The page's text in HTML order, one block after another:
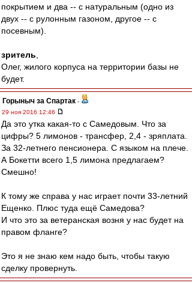
покрытием и два -- с натуральным (одно из
двух -- с рулонным газоном, другое -- с
посевным).
зритель
Олег, жилого корпуса на территории базы не
будет.
Горыныч за Спартак -
29 ноя 2016 12:46
Да это утка какая-то с Самедовым. Что за
цифры? 5 лимонов - трансфер, 2,4 - зряплата.
За 32-летнего пенсионера. С языком на плече.
А Бокетти всего 1,5 лимона предлагаем?
Смешно!
К тому же справа у нас играет почти 33-летний
Ещенко. Плюс туда ещё Самедова?
И что это за ветеранская возня у нас будет на
правом фланге?
Это я не знаю кем надо быть, чтобы такую
сделку провернуть.